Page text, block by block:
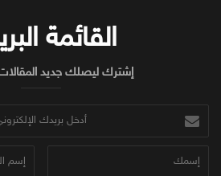
القائمة
إشترك ليصلك جديد
بريدك
العائلة